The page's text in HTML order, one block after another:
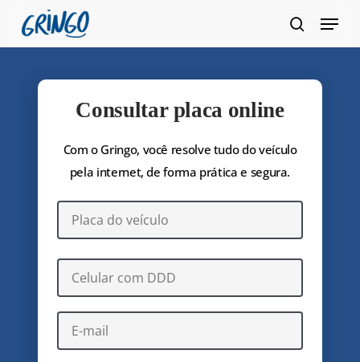
Pular
para
conteúdo
Menu
Consultar placa online
Com o Gringo, você resolve tudo do veículo
pela internet, de forma prática e segura.